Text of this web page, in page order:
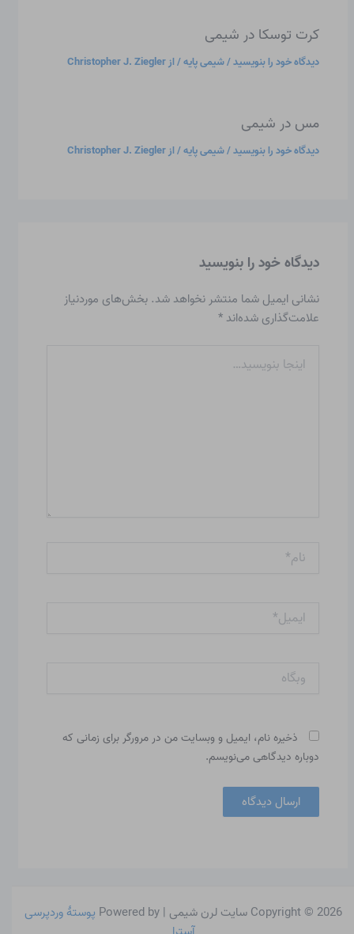
کرت توسکا در شیمی
دیدگاه‌ خود را بنویسید/شیمی پایه/ از Christopher J. Ziegler
مس در شیمی
دیدگاه‌ خود را بنویسید/شیمی پایه/ از Christopher J. Ziegler
دیدگاه‌ خود را بنویسید
نشانی ایمیل شما منتشر نخواهد شد. بخش‌های موردنیاز
علامت‌گذاری شده‌اند*
بنویسید…
ایمیل*
ذخیره نام، ایمیل و وبسایت من در مرورگر برای زمانی که
دوباره دیدگاهی می‌نویسم.
Copyright © 2026 سایت لرن شیمی | Powered by
پوستهٔ وردپرسی